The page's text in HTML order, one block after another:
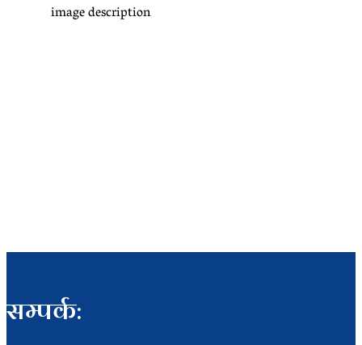
image description
सम्पर्क: